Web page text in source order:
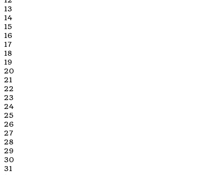
13
14
15
16
17
18
19
20
21
22
23
24
25
26
27
28
29
30
31